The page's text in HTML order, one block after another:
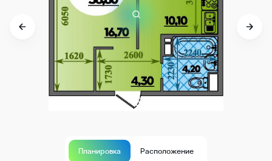
Планировка Расположение